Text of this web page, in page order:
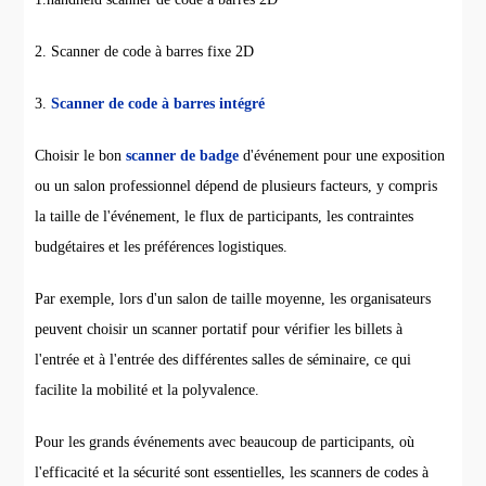
2. Scanner de code à barres fixe 2D
3.Scanner de code à barres intégré
Choisir le bonscanner de badge d'événement pour une exposition
ou un salon professionnel dépend de plusieurs facteurs, y compris
la taille de l'événement, le flux de participants, les contraintes
budgétaires et les préférences logistiques.
Par exemple, lors d'un salon de taille moyenne, les organisateurs
peuvent choisir un scanner portatif pour vérifier les billets à
l'entrée et à l'entrée des différentes salles de séminaire, ce qui
facilite la mobilité et la polyvalence.
Pour les grands événements avec beaucoup de participants, où
l'efficacité et la sécurité sont essentielles, les scanners de codes à